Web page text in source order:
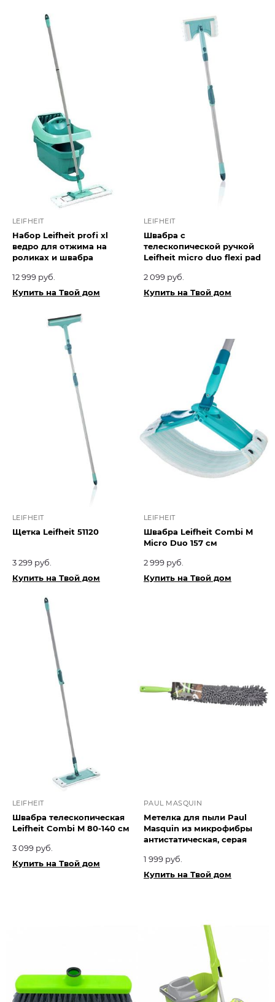
LEIFHEIT
Набор Leifheit profi xl
ведро для отжима на
роликах и швабра
12 999 руб.
Купить на Твой дом
LEIFHEIT
Швабра с
телескопической ручкой
Leifheit micro duo flexi pad
2 099 руб.
Купить на Твой дом
LEIFHEIT
Щетка Leifheit 51120
3 299 руб.
Купить на Твой дом
LEIFHEIT
Швабра Leifheit Combi M
Micro Duo 157 см
2 999 руб.
Купить на Твой дом
LEIFHEIT
Швабра телескопическая
Leifheit Combi M 80-140 см
3 099 руб.
Купить на Твой дом
PAUL MASQUIN
Метелка для пыли Paul
Masquin из микрофибры
антистатическая, серая
1 999 руб.
Купить на Твой дом